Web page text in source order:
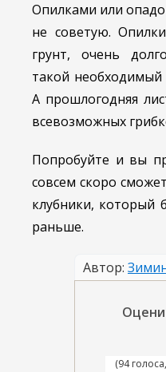
Опилками или
не советую.
грунт, очень
такой необходимый
А прошлогодняя
всевозможных
Попробуйте и вы
совсем скоро
клубники, который
раньше.
Автор:
(94